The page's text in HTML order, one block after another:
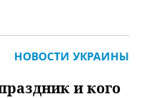
НОВОСТИ УКРАИНЫ
и кого